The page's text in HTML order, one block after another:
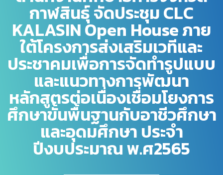
กาฬสินธุ์ จัดประชุม CLC
KALASIN Open House ภาย
ใต้โครงการส่งเสริมเวทีและ
ประชาคมเพื่อการจัดทำรูปแบบ
และแนวทางการพัฒนา
หลักสูตรต่อเนื่องเชื่อมโยงการ
ศึกษาขั้นพื้นฐานกับอาชีวศึกษา
และอุดมศึกษา ประจำ
ปีงบประมาณ พ.ศ2565